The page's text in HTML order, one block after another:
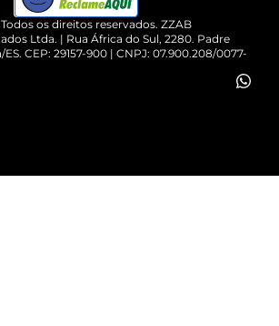
os direitos reservados. ZZAB
Ltda. | Rua África do Sul, 2280. Padre
CEP: 29157-900 | CNPJ: 07.900.208/0077-